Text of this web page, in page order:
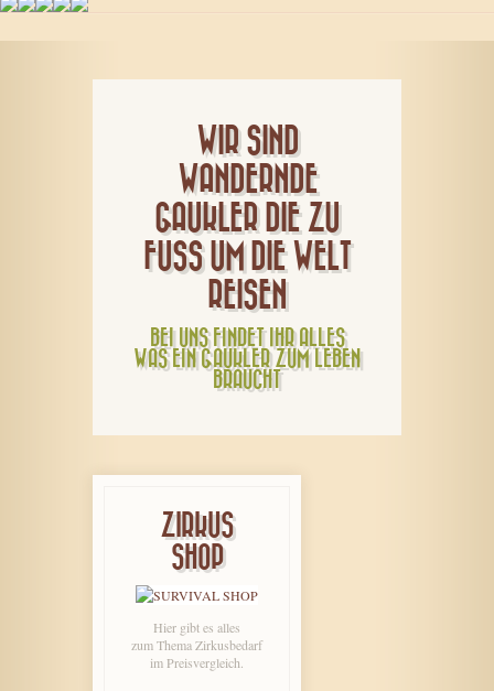
WIR SIND
WANDERNDE
GAUKLER DIE ZU
FUSS UM DIE WELT
REISEN
BEI UNS FINDET IHR ALLES
WAS EIN GAUKLER ZUM LEBEN
BRAUCHT
ZIRKUS
SHOP
Hier gibt es alles
zum Thema Zirkusbedarf
im Preisvergleich.